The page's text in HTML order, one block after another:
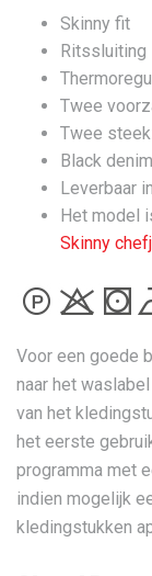
Skinny fit
Ritssluiting
Twee
Twee
Black denim
Leverbaar
Het model
Skinny
Voor een goede
naar het
van het
het eerste
programma met
indien mogelijk
kledingstukken